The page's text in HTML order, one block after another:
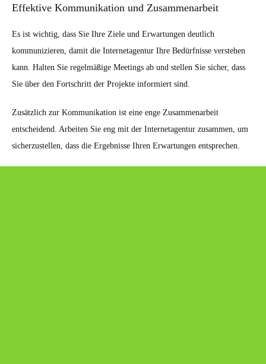
Effektive Kommunikation und Zusammenarbeit
Es ist wichtig, dass Sie Ihre Ziele und Erwartungen deutlich
kommunizieren, damit die Internetagentur Ihre Bedürfnisse verstehen
kann. Halten Sie regelmäßige Meetings ab und stellen Sie sicher, dass
Sie über den Fortschritt der Projekte informiert sind.
Zusätzlich zur Kommunikation ist eine enge Zusammenarbeit
entscheidend. Arbeiten Sie eng mit der Internetagentur zusammen, um
sicherzustellen, dass die Ergebnisse Ihren Erwartungen entsprechen.